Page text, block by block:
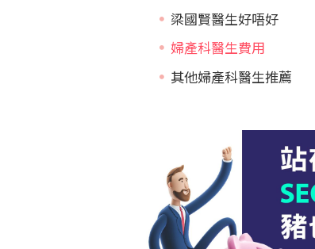
梁國賢醫生好唔好
婦產科醫生費用
其他婦產科醫生推薦